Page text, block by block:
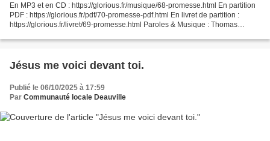
En MP3 et en CD : https://glorious.fr/musique/68-promesse.html En partition
PDF : https://glorious.fr/pdf/70-promesse-pdf.html En livret de partition :
https://glorious.fr/livret/69-promesse.html Paroles & Musique : Thomas
Jésus me voici devant toi.
Publié le 06/10/2025 à 17:59
Par Communauté locale Deauville